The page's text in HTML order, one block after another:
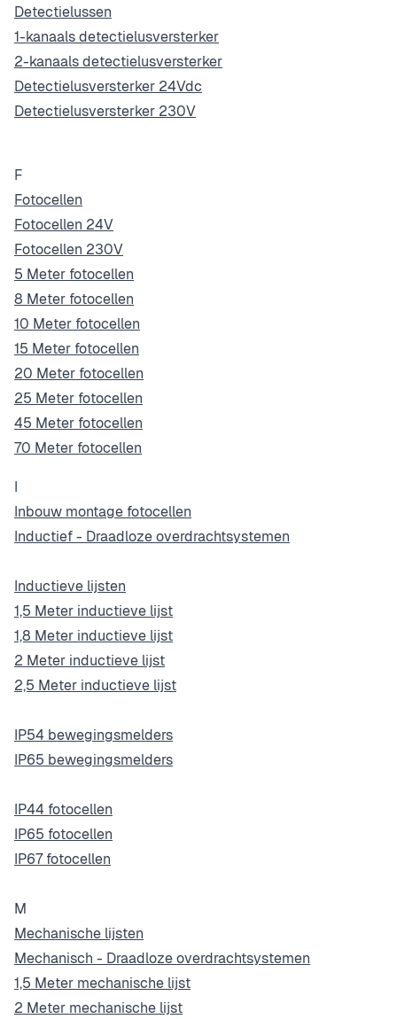
Detectielussen
1-kanaals detectielusversterker
2-kanaals detectielusversterker
Detectielusversterker 24Vdc
Detectielusversterker 230V
F
Fotocellen
Fotocellen 24V
Fotocellen 230V
5 Meter fotocellen
8 Meter fotocellen
10 Meter fotocellen
15 Meter fotocellen
20 Meter fotocellen
25 Meter fotocellen
45 Meter fotocellen
70 Meter fotocellen
I
Inbouw montage fotocellen
Inductief - Draadloze overdrachtsystemen
Inductieve lijsten
1,5 Meter inductieve lijst
1,8 Meter inductieve lijst
2 Meter inductieve lijst
2,5 Meter inductieve lijst
IP54 bewegingsmelders
IP65 bewegingsmelders
IP44 fotocellen
IP65 fotocellen
IP67 fotocellen
M
Mechanische lijsten
Mechanisch - Draadloze overdrachtsystemen
1,5 Meter mechanische lijst
2 Meter mechanische lijst